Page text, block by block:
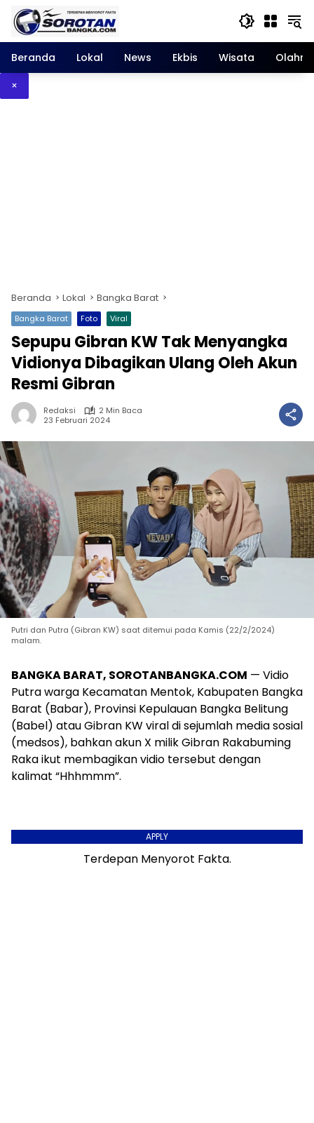
Langsung
konten
Beranda
Lokal News Ekbis Wisata
×
Beranda Lokal Bangka Barat
Bangka Barat Foto Viral
Sepupu Gibran KW Tak Menyangka
Vidionya Dibagikan Ulang Oleh Akun
Resmi Gibran
Redaksi
2 Min Baca
23 Februari 2024
Putri dan Putra (Gibran KW) saat ditemui pada Kamis (22/2/2024)
malam.
BANGKA BARAT, SOROTANBANGKA.COM — Vidio
Putra warga Kecamatan Mentok, Kabupaten Bangka
Barat (Babar), Provinsi Kepulauan Bangka Belitung
(Babel) atau Gibran KW viral di sejumlah media sosial
(medsos), bahkan akun X milik Gibran Rakabuming
Raka ikut membagikan vidio tersebut dengan
kalimat “Hhhmmm”.
APPLY
Terdepan Menyorot Fakta.